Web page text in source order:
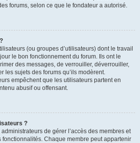
forums, selon ce que le fondateur a autorisé.
(ou groupes d’utilisateurs) dont le travail
le bon fonctionnement du forum. Ils ont le
des messages, de verrouiller, déverrouiller,
les sujets des forums qu’ils modèrent.
empêchent que les utilisateurs partent en
abusif ou offensant.
?
de gérer l’accès des membres et
fonctionnalités. Chaque membre peut appartenir